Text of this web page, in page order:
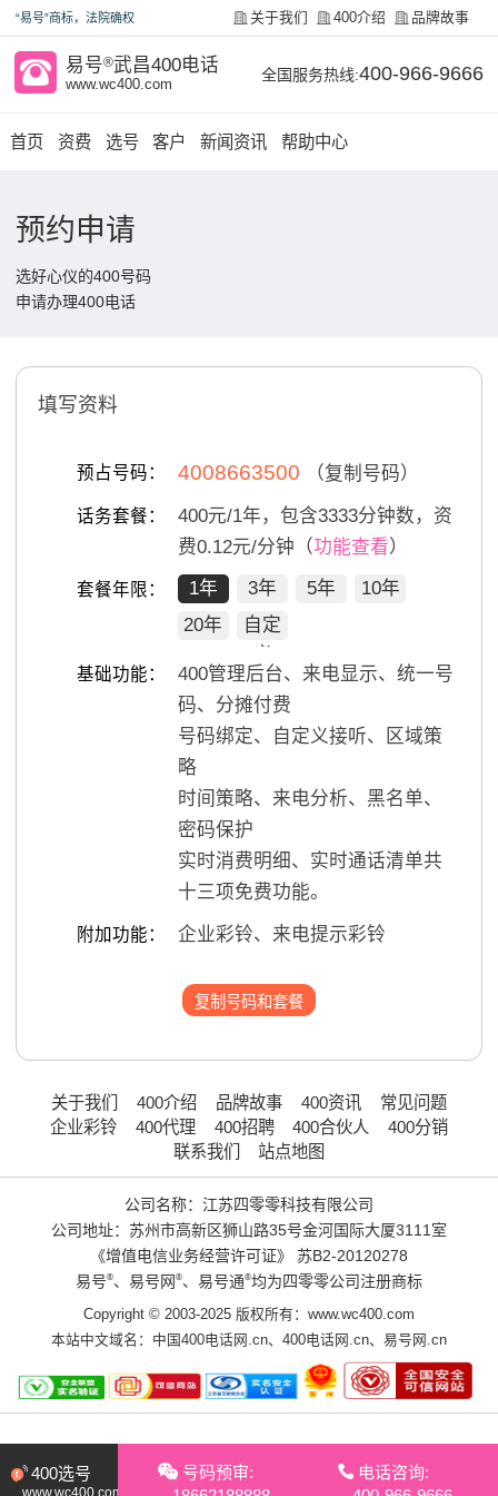
“易号”商标，法院确权 关于我们 400介绍 品牌故事
易号®武昌400电话
www.wc400.com
全国服务热线:400-966-9666
首页 资费 选号 客户 新闻资讯 帮助中心
预约申请
选好心仪的400号码
申请办理400电话
填写资料
预占号码： 4008663500 （复制号码）
话务套餐： 400元/1年，包含3333分钟数，资
费0.12元/分钟（功能查看）
套餐年限： 1年 3年 5年
10年
20年
自定
义
基础功能：
400管理后台、来电显示、统一号
码、分摊付费
号码绑定、自定义接听、区域策
略
时间策略、来电分析、黑名单、
密码保护
实时消费明细、实时通话清单共
十三项免费功能。
附加功能： 企业彩铃、来电提示彩铃
复制号码和套餐
关于我们 400介绍 品牌故事 400资讯
常见问题
企业彩铃
400代理 400招聘 400合伙人
400分销
联系我们
站点地图
公司名称：江苏四零零科技有限公司
公司地址：苏州市高新区狮山路35号金河国际大厦3111室
《增值电信业务经营许可证》
苏B2-20120278
易号®、易号网 ®、易号通®均为四零零公司注册商标
Copyright © 2003-2025 版权所有：www.wc400.com
本站中文域名： 中国400电话网.cn、 400电话网.cn、 易号网.cn
400选号
www.wc400.com
号码预审:
电话咨询: